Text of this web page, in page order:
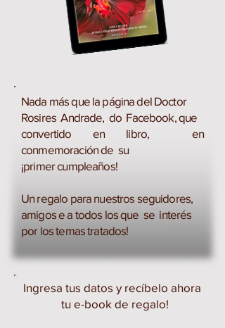
Nada más que la página del Doctor
Rosires Andrade, do Facebook, que
convertido en libro, en
conmemoración de su
¡primer cumpleaños!
Un regalo para nuestros seguidores,
amigos e a todos los que se interés
por los temas tratados!
Ingresa tus datos y recíbelo ahora
tu e-book de regalo!